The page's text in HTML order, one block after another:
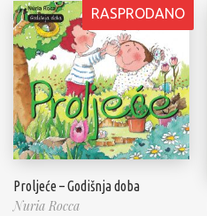
RASPRODANO
Proljeće – Godišnja doba
Nuria Rocca